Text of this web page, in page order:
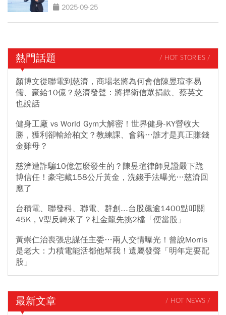
2025-09-25
熱門話題 / HOT STORIES /
顏博文從聯電到慈濟，商場老將為何會信陳昱瑄李易
儒、豪給10億？慈濟發聲：將捍衛信眾捐款、蔡英文
也說話
健身工廠 vs World Gym大解密！世界健身-KY營收大
勝，獲利卻輸給柏文？教練課、會籍…誰才是真正賺錢
金雞母？
慈濟遭詐騙10億怎麼發生的？陳昱瑄律師見證嚴下跪
博信任！豪宅藏158公斤黃金，洗錢手法曝光…慈濟回
應了
台積電、聯發科、聯電、群創...台股飆逾1400點叩關
45K，V型反轉來了？杜金龍先挑2檔「便當股」
黃崇仁治喪張忠謀任主委…兩人交情曝光！曾說Morris
是老大：力積電能活都他幫我！遺屬發聲「明年定要配
股」
最新文章 / HOT NEWS /